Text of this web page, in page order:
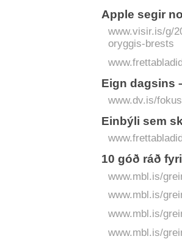
App­le segir
www.visir.is/g/
oryggis-brests
Eign dagsins
www.dv.is/
Einbýli sem
10 góð ráð
www.mbl.is/
www.mbl.is/
www.mbl.is/
www.mbl.is/